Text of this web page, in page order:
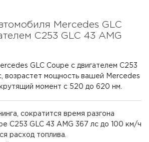
Mercedes GLC
C253 GLC 43 AMG
GLC Coupe с двигателем C253
возрастет мощность вашей Mercedes
момент с 520 до 620 нм.
сократится время разгона
C253 GLC 43 AMG 367 лс до 100 км/ч
расход топлива.